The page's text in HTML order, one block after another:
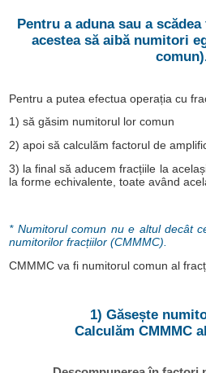
Pentru a aduna sau a
acestea să aibă numitori
Pentru a putea efectua operația cu
1) să găsim numitorul lor comun
2) apoi să calculăm factorul de
3) la final să aducem fracțiile la
la forme echivalente, toate având
* Numitorul comun nu e altul decât
numitorilor fracțiilor (CMMMC).
CMMMC va fi numitorul comun al
1) Găsește
Calculăm CMMMC